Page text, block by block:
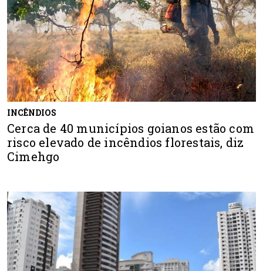
INCÊNDIOS
Cerca de 40 municípios goianos estão com
risco elevado de incêndios florestais, diz
Cimehgo